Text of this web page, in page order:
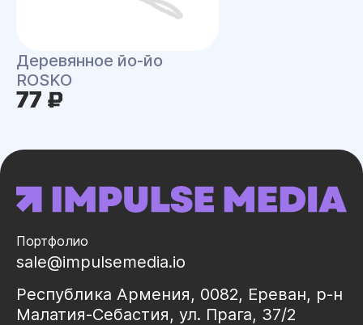
Деревянное йо-йо
ROSKO
77 ₽
Портфолио
sale@impulsemedia.io
Республика Армения, 0082, Ереван, р-н
Малатия-Себастия, ул. Прага, 37/2